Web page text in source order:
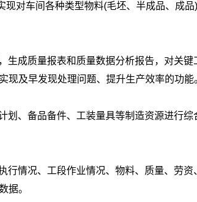
对车间各种类型物料(毛坯、半成品、成品
生成质量报表和质量数据分析报告，对关键
现及早发现处理问题、提升生产效率的功能
划、备品备件、工装量具等制造资源进行综
行情况、工段作业情况、物料、质量、劳资
据。